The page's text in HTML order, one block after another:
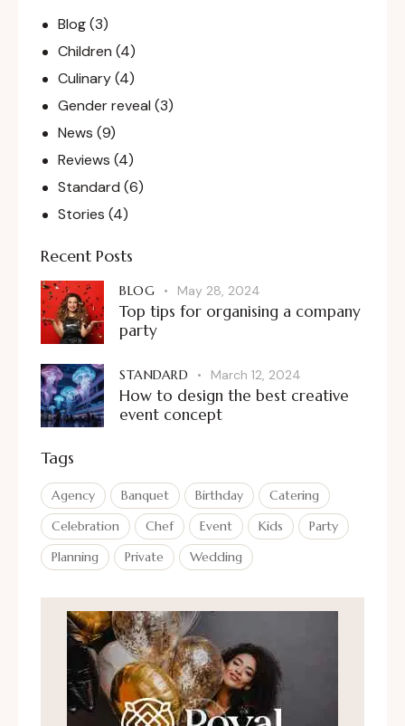
Blog(3)
Children (4)
Culinary(4)
Gender reveal (3)
News (9)
Reviews (4)
Standard (6)
Stories (4)
Recent Posts
BLOG May 28, 2024
Top tips for organising a company
party
STANDARD March 12, 2024
How to design the best creative
event concept
Tags
Agency Banquet Birthday
Catering
Celebration
Chef Event Kids
Party
Planning
Private Wedding